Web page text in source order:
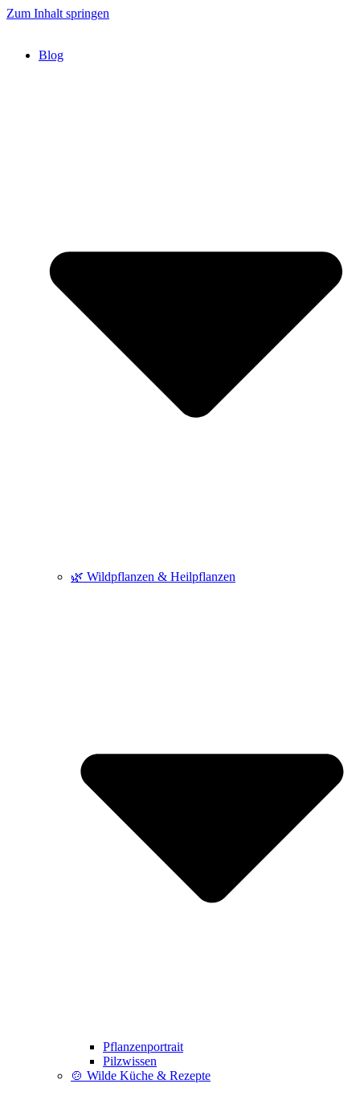
Zum Inhalt springen
Blog
🌿 Wildpflanzen & Heilpflanzen
Pflanzenportrait
Pilzwissen
🍲 Wilde Küche & Rezepte